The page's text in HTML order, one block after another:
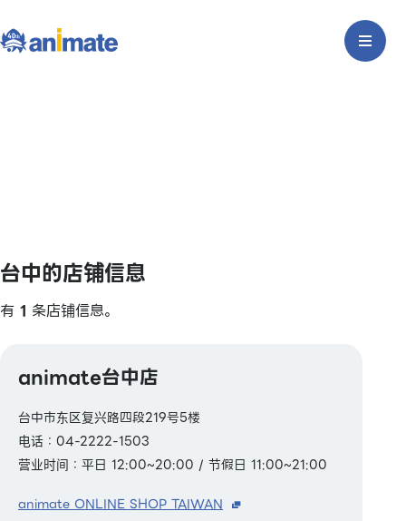
台中的店铺信息
有 1 条店铺信息。
animate台中店
台中市东区复兴路四段219号5楼
电话：04-2222-1503
营业时间：平日 12:00~20:00 / 节假日 11:00~21:00
animate ONLINE SHOP TAIWAN